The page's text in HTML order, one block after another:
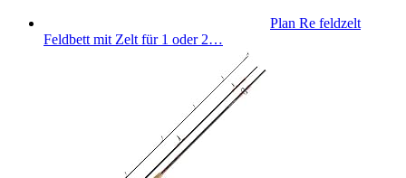
Plan Re feldzelt
Feldbett mit Zelt für 1 oder 2…